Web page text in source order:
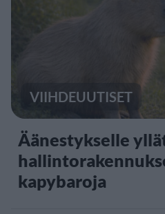
VIIHDEUUTISET
Äänestykselle
kapybaroja